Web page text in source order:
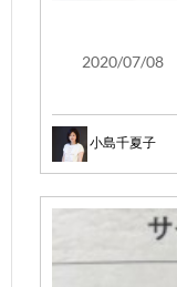
2020/07/08
小島千夏子